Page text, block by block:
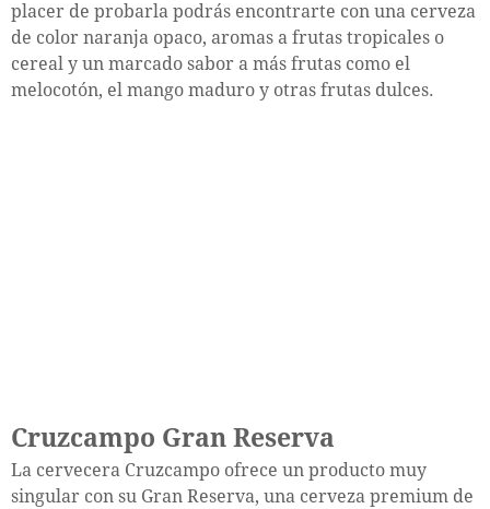
placer de probarla podrás encontrarte con una cerveza
de color naranja opaco, aromas a frutas tropicales o
cereal y un marcado sabor a más frutas como el
melocotón, el mango maduro y otras frutas dulces.
Cruzcampo Gran Reserva
La cervecera Cruzcampo ofrece un producto muy
singular con su Gran Reserva, una cerveza premium de